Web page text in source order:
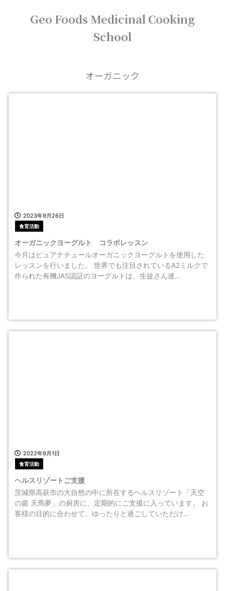
Geo Foods Medicinal Cooking
School
オーガニック
2023年9月26日
食育活動
オーガニックヨーグルト コラボレッスン
今月はピュアナチュールオーガニックヨーグルトを使用した
レッスンを行いました。 世界でも注目されているA2ミルクで
作られた有機JAS認証のヨーグルトは、生徒さん達…
2022年9月1日
食育活動
ヘルスリゾートご支援
茨城県高萩市の大自然の中に所在するヘルスリゾート「天空
の庭 天馬夢」の厨房に、定期的にご支援に入っています。 お
客様の目的に合わせて、ゆったりと過ごしていただけ…